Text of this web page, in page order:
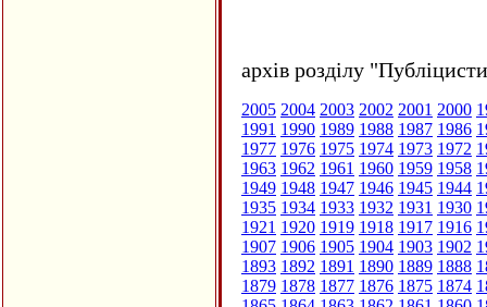
архів розділу
2005 2004 2003 2002 2001 2000
1991 1990 1989 1988 1987 1986
1977 1976 1975 1974 1973 1972
1963 1962 1961 1960 1959 1958
1949 1948 1947 1946 1945 1944
1935 1934 1933 1932 1931 1930
1921 1920 1919 1918 1917 1916
1907 1906 1905 1904 1903 1902
1893 1892 1891 1890 1889 1888
1879 1878 1877 1876 1875 1874